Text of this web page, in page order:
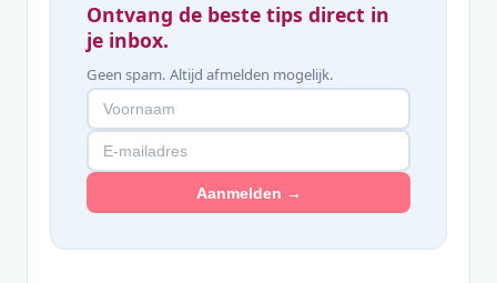
Ontvang de beste tips direct in
je inbox.
Geen spam. Altijd afmelden mogelijk.
Aanmelden →